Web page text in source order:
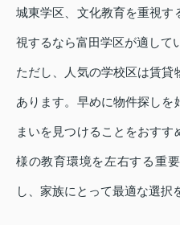
城東学区、文化教育を重視す
視するなら富田学区が適して
ただし、人気の学校区は賃
あります。早めに物件探しを
まいを見つけることをおす
様の教育環境を左右する重
し、家族にとって最適な選択